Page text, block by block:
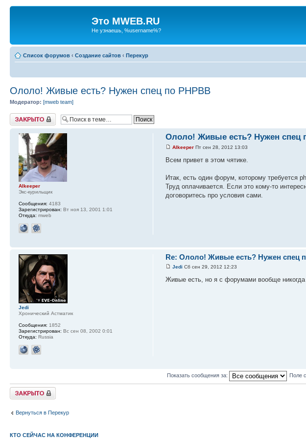
Это MWEB.RU
Не узнаешь, %username%?
Список форумов ‹ Создание сайтов ‹ Перекур
Ололо! Живые есть? Нужен спец по PHPBB
Модератор: [mweb team]
Закрыто
Ололо! Живые есть? Нужен спец
Alkeeper Пт сен 28, 2012 13:03
Всем привет в этом чятике.
Итак, есть один форум, которому требуется
Труд оплачивается. Если это кому-то
договоритесь про условия сами.
Alkeeper
Экс-курильщик
Сообщения: 4183
Зарегистрирован: Вт ноя 13, 2001 1:01
Откуда: mweb
Re: Ололо! Живые есть? Нужен спец
Jedi Сб сен 29, 2012 12:23
Живые есть, но я с форумами вообще никогда
Jedi
Хронический Астматик
Сообщения: 1852
Зарегистрирован: Вс сен 08, 2002 0:01
Откуда: Russia
Показать сообщения за: Поле
Закрыто
Вернуться в Перекур
КТО СЕЙЧАС НА КОНФЕРЕНЦИИ